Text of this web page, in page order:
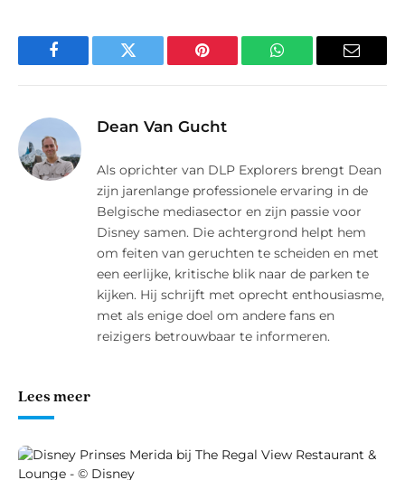
Facebook Twitter Pinterest WhatsApp E-
Dean Van Gucht
Als oprichter van DLP Explorers brengt Dean
zijn jarenlange professionele ervaring in de
Belgische mediasector en zijn passie voor
Disney samen. Die achtergrond helpt hem
om feiten van geruchten te scheiden en met
een eerlijke, kritische blik naar de parken te
kijken. Hij schrijft met oprecht enthousiasme,
met als enige doel om andere fans en
reizigers betrouwbaar te informeren.
Lees meer